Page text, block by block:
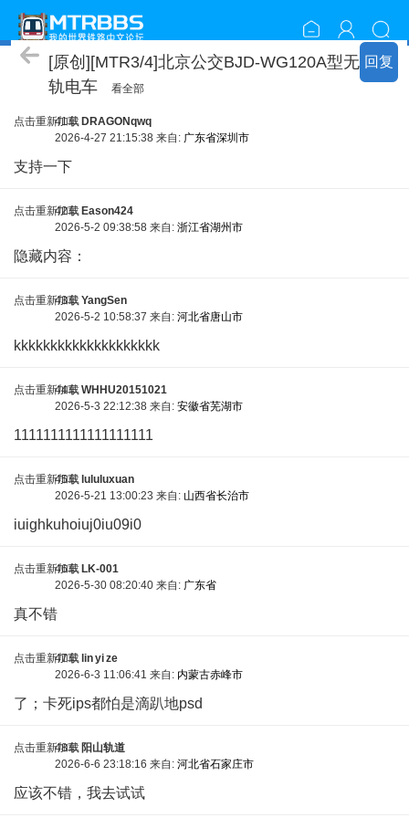
回复
资源包分享
[原创][MTR3/4]北京公交BJD-WG120A型无
轨电车
看全部
点击重新加载
41车 DRAGONqwq
2026-4-27 21:15:38 来自: 广东省深圳市
支持一下
点击重新加载
42车 Eason424
2026-5-2 09:38:58 来自: 浙江省湖州市
隐藏内容：
点击重新加载
43车 YangSen
2026-5-2 10:58:37 来自: 河北省唐山市
kkkkkkkkkkkkkkkkkkkk
点击重新加载
44车 WHHU20151021
2026-5-3 22:12:38 来自: 安徽省芜湖市
1111111111111111111
点击重新加载
45车 lululuxuan
2026-5-21 13:00:23 来自: 山西省长治市
iuighkuhoiuj0iu09i0
点击重新加载
46车 LK-001
2026-5-30 08:20:40 来自: 广东省
真不错
点击重新加载
47车 lin yi ze
2026-6-3 11:06:41 来自: 内蒙古赤峰市
了；卡死ips都怕是滴趴地psd
点击重新加载
48车 阳山轨道
2026-6-6 23:18:16 来自: 河北省石家庄市
应该不错，我去试试